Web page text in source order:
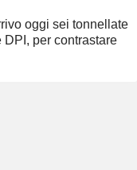
oggi sei tonnellate
per contrastare